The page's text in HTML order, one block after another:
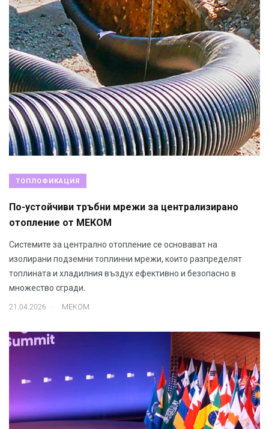
ТОПЛОФИКАЦИЯ
По-устойчиви тръбни мрежи за централизирано
отопление от МЕКОМ
Системите за централно отопление се основават на
изолирани подземни топлинни мрежи, които разпределят
топлината и хладилния въздух ефективно и безопасно в
множество сгради.
21.04.2026 МЕКОМ